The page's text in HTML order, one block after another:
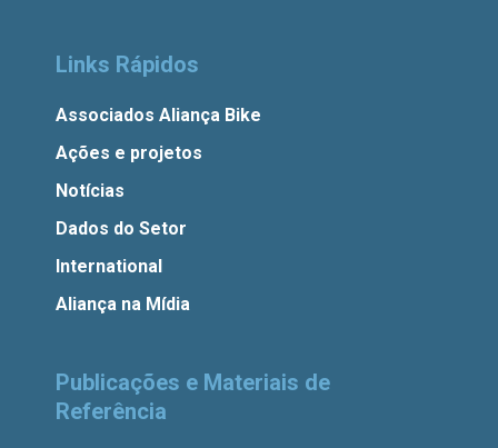
Links Rápidos
Associados Aliança Bike
Ações e projetos
Notícias
Dados do Setor
International
Aliança na Mídia
Publicações e Materiais de
Referência